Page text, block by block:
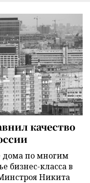
качество
дома по многим
бизнес-класса в
Никита